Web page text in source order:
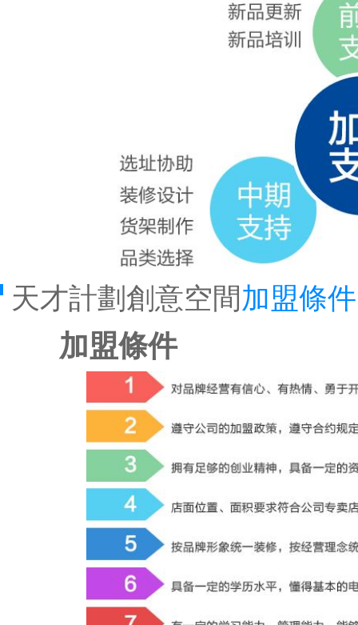
天才計劃創意空間加盟條件
加盟條件